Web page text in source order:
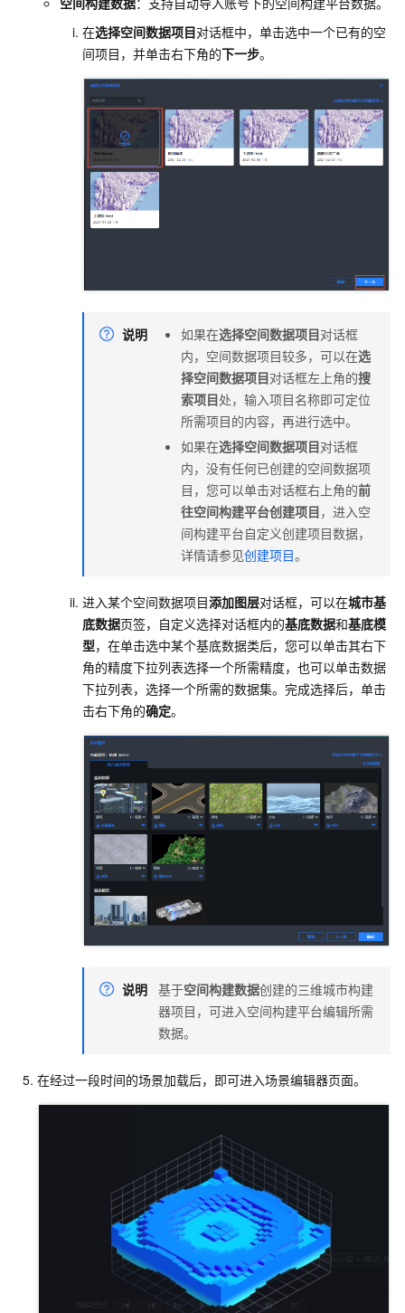
在选择空间数据项目对话框中，单击选中一个已有的空
间项目，并单击右下角的下一步。
说明 如果在选择空间数据项目对话框
内，空间数据项目较多，可以在选
择空间数据项目对话框左上角的搜
索项目处，输入项目名称即可定位
所需项目的内容，再进行选中。
如果在选择空间数据项目对话框
内，没有任何已创建的空间数据项
目，您可以单击对话框右上角的前
往空间构建平台创建项目，进入空
间构建平台自定义创建项目数据，
详情请参见创建项目。
进入某个空间数据项目添加图层对话框，可以在城市基
底数据页签，自定义选择对话框内的基底数据和基底模
型，在单击选中某个基底数据类后，您可以单击其右下
角的精度下拉列表选择一个所需精度，也可以单击数据
下拉列表，选择一个所需的数据集。完成选择后，单击
击右下角的确定。
说明 基于空间构建数据创建的三维城市构建
器项目，可进入空间构建平台编辑所需
数据。
在经过一段时间的场景加载后，即可进入场景编辑器页面。